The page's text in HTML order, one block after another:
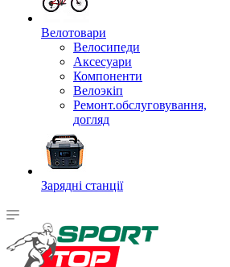
Велотовари
Велосипеди
Аксесуари
Компоненти
Велоэкіп
Ремонт.обслуговування,
догляд
Зарядні станції